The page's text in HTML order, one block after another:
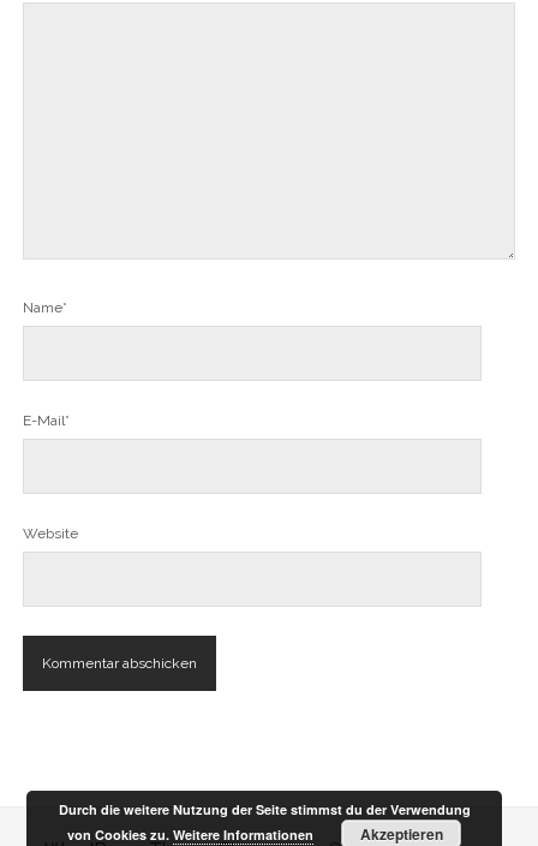
Name*
E-Mail*
Website
e
Durch die weitere Nutzung der Seite stimmst du der Verwendung
von Cookies zu.Weitere Informationen Akzeptieren